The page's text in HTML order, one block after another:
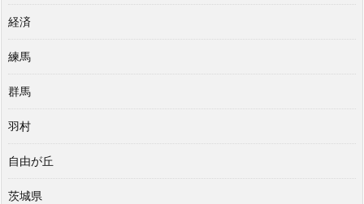
経済
練馬
群馬
羽村
自由が丘
茨城県